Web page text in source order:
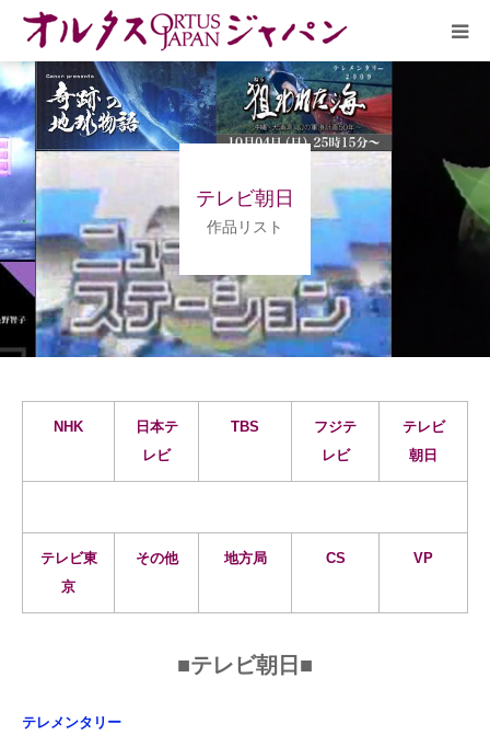
テレビ朝日
作品リスト
NHK
日本テ
レビ
TBS
フジテ
レビ
テレビ
朝日
テレビ東
京
その他 地方局 CS VP
■テレビ朝日■
テレメンタリー
HOME
放送予定
作品リスト
VOICE
企画実現部
リクルート
お問合せ
English